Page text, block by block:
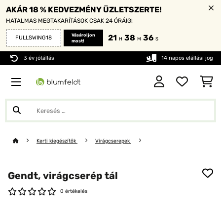
AKÁR 18 % KEDVEZMÉNY ÜZLETSZERTE!
HATALMAS MEGTAKARÍTÁSOK CSAK 24 ÓRÁIG!
FULLSWING18
Vásároljon
most!
21 H 38 M 36 S
3 év jótállás 14 napos elállási jog
Kerti kiegészítők Virágcserepek
Gendt, virágcserép tál
0 értékelés